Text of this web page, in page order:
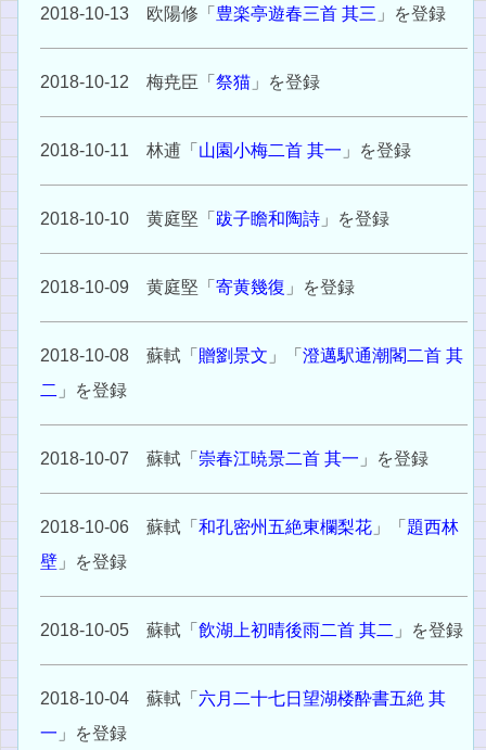
2018-10-13 欧陽修「 豊楽亭遊春三首 其三 」を登録
2018-10-12 梅尭臣「祭猫 」を登録
2018-10-11 林逋「 山園小梅二首 其一 」を登録
2018-10-10 黄庭堅「 跋子瞻和陶詩 」を登録
2018-10-09 黄庭堅「寄黄幾復 」を登録
2018-10-08 蘇軾「 贈劉景文 」「澄邁駅通潮閣二首 其
二 」を登録
2018-10-07 蘇軾「 崇春江暁景二首 其一 」を登録
2018-10-06 蘇軾「和孔密州五絶東欄梨花 」「 題西林
壁 」を登録
2018-10-05 蘇軾「飲湖上初晴後雨二首 其二 」を登録
2018-10-04 蘇軾「 六月二十七日望湖楼酔書五絶 其
一 」を登録